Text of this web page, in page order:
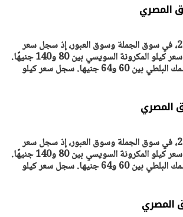
ترصد "أصول مصر" أسعار السمك اليوم الأربعاء 21 - 8 – 2024، في سوق الجملة وسوق العبور، إذ سجل سعر
سجل سعر كيلو السمك البلطي بين 60 و64 جنيها، فيما سجل سعر كيلو المكرونة السويسي بين 80 و140 جنيهًا.
أسعار السمك اليوم الأربعاء 21- 8 – 2024 سجل سعر كيلو السمك البلطي بين 60 و64 جنيها. سجل سعر كيلو
ترصد "أصول مصر" أسعار السمك اليوم الثلاثاء 20 - 8 – 2024، في سوق الجملة وسوق العبور، إذ سجل سعر
سجل سعر كيلو السمك البلطي بين 60 و64 جنيها، فيما سجل سعر كيلو المكرونة السويسي بين 80 و140 جنيهًا.
أسعار السمك اليوم الثلاثاء 20- 8 – 2024 سجل سعر كيلو السمك البلطي بين 60 و64 جنيها. سجل سعر كيلو
افتتاح «إيجبس 2026» بحضور دولي